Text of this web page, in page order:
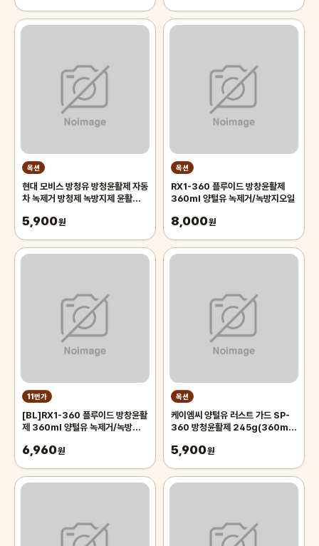
옥션
현대 모비스 방청유 방청윤활제 자동
차 녹제거 방청제 녹방지제 윤활
5,900원
옥션
RX1-360 플루이드 방창윤활제
360ml 양털유 녹제거/녹방지오일
8,000원
11번가
[BL]RX1-360 플루이드 방창윤활
제 360ml 양털유 녹제거/녹방지오
6,960원
옥션
케이엠씨 양털유 러스트 가드 SP-
360 방청윤활제 245g(360ml)
5,900원